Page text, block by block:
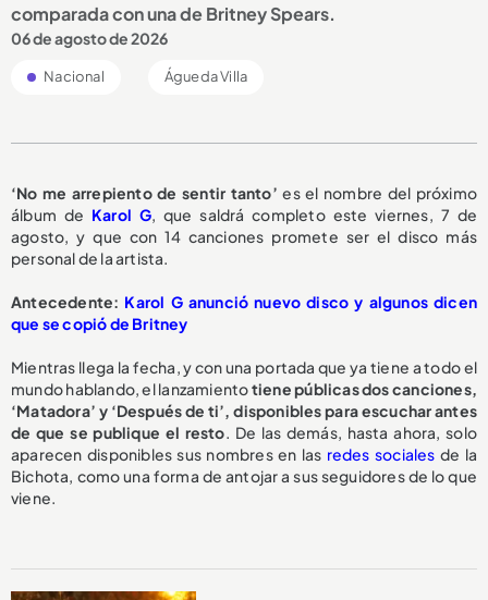
comparada con una de Britney Spears.
06 de agosto de 2026
Nacional Águeda Villa
‘No me arrepiento de sentir tanto’ es el nombre del próximo
álbum de Karol G, que saldrá completo este viernes, 7 de
agosto, y que con 14 canciones promete ser el disco más
personal de la artista.
Antecedente: Karol G anunció nuevo disco y algunos dicen
que se copió de Britney
Mientras llega la fecha, y con una portada que ya tiene a todo el
mundo hablando, el lanzamientotiene públicas dos canciones,
‘Matadora’ y ‘Después de ti’, disponibles para escuchar antes
de que se publique el resto . De las demás, hasta ahora, solo
aparecen disponibles sus nombres en las redes sociales de la
Bichota, como una forma de antojar a sus seguidores de lo que
viene.